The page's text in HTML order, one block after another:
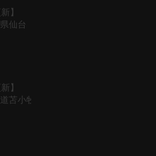
】
仙台
】
苫小牧